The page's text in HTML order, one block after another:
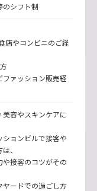
のシフト制
店やコンビニのご経
ァッション販売経
容やスキンケアに
ョンビルで接客や
、
や接客のコツがその
ヤードでの過ごし方